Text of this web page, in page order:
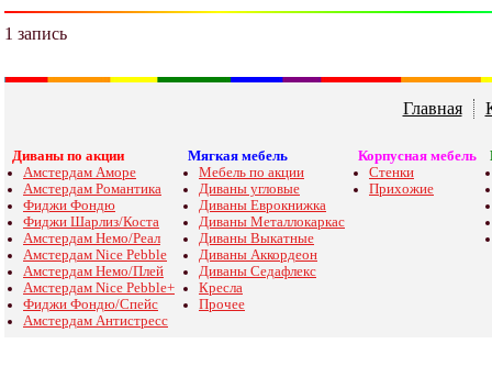
1 запись
Главная
Диваны по акции
Амстердам Аморе
Амстердам Романтика
Фиджи Фондю
Фиджи Шарлиз/Коста
Амстердам Немо/Реал
Амстердам Nice Pebble
Амстердам Немо/Плей
Амстердам Nice Pebble+
Фиджи Фондю/Спейс
Амстердам Антистресс
Мягкая мебель
Мебель по акции
Диваны угловые
Диваны Еврокнижка
Диваны Металлокаркас
Диваны Выкатные
Диваны Аккордеон
Диваны Седафлекс
Кресла
Прочее
Корпусная мебель
Стенки
Прихожие